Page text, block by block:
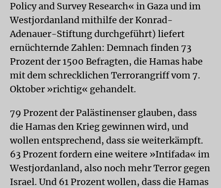
Policy and Survey Research« in Gaza und im
Westjordanland mithilfe der Konrad-
Adenauer-Stiftung durchgeführt) liefert
ernüchternde Zahlen: Demnach finden 73
Prozent der 1500 Befragten, die Hamas habe
mit dem schrecklichen Terrorangriff vom 7.
Oktober »richtig« gehandelt.
79 Prozent der Palästinenser glauben, dass
die Hamas den Krieg gewinnen wird, und
wollen entsprechend, dass sie weiterkämpft.
63 Prozent fordern eine weitere »Intifada« im
Westjordanland, also noch mehr Terror gegen
Israel. Und 61 Prozent wollen, dass die Hamas